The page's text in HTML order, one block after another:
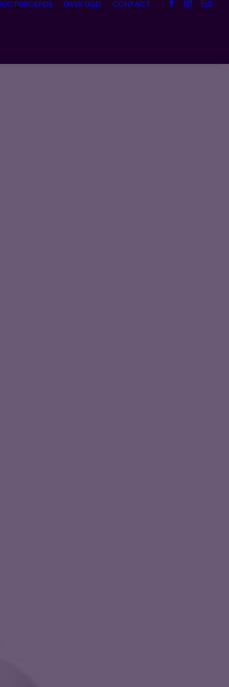
OVER D&D CONTACT